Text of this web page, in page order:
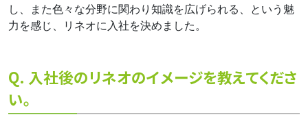
し、また色々な分野に関わり知識を広げられる、という魅
力を感じ、リネオに入社を決めました。
Q. 入社後のリネオのイメージを教えてくださ
い。